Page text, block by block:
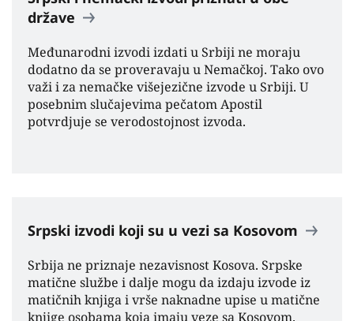
države
Međunarodni izvodi izdati u Srbiji ne moraju
dodatno da se proveravaju u Nemačkoj. Tako ovo
važi i za nemačke višejezične izvode u Srbiji. U
posebnim slučajevima pečatom Apostil
potvrdjuje se verodostojnost izvoda.
Srpski izvodi koji su u vezi sa Kosovom
Srbija ne priznaje nezavisnost Kosova. Srpske
matične službe i dalje mogu da izdaju izvode iz
matičnih knjiga i vrše naknadne upise u matične
knjige osobama koja imaju veze sa Kosovom.